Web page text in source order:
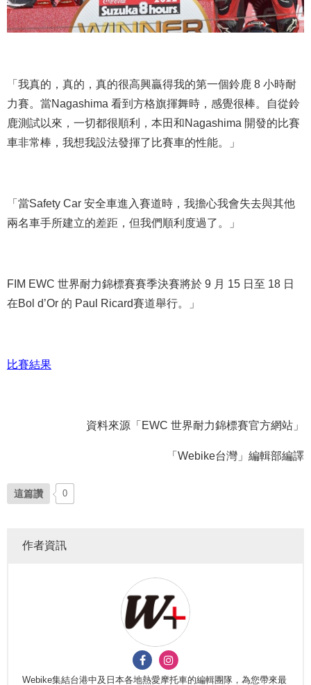
「我真的，真的，真的很高興贏得我的第一個鈴鹿 8 小時耐
力賽。當Nagashima 看到方格旗揮舞時，感覺很棒。自從鈴
鹿測試以來，一切都很順利，本田和Nagashima 開發的比賽
車非常棒，我想我設法發揮了比賽車的性能。」
「當Safety Car 安全車進入賽道時，我擔心我會失去與其他
兩名車手所建立的差距，但我們順利度過了。」
FIM EWC 世界耐力錦標賽賽季決賽將於 9 月 15 日至 18 日
在Bol d’Or 的 Paul Ricard賽道舉行。」
比賽結果
資料來源「EWC 世界耐力錦標賽官方網站」
「Webike台灣」編輯部編譯
這篇讚 0
作者資訊
Webike集結台港中及日本各地熱愛摩托車的編輯團隊，為您帶來最